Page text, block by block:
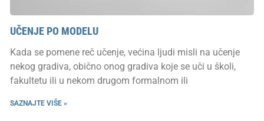
UČENJE PO MODELU
Kada se pomene reč učenje, većina ljudi misli na učenje
nekog gradiva, obično onog gradiva koje se uči u školi,
fakultetu ili u nekom drugom formalnom ili
SAZNAJTE VIŠE »